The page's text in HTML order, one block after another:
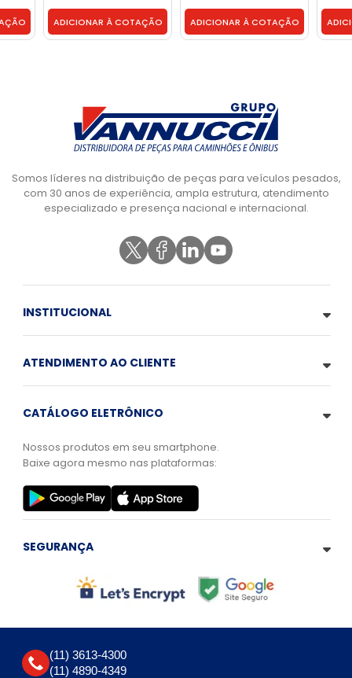
ADICIONAR À COTAÇÃO ADICIONAR À COTAÇÃO
-
Somos líderes na distribuição de peças para veículos pesados,
com 30 anos de experiência, ampla estrutura, atendimento
especializado e presença nacional e internacional.
INSTITUCIONAL
ATENDIMENTO AO CLIENTE
CATÁLOGO ELETRÔNICO
Nossos produtos em seu smartphone.
Baixe agora mesmo nas plataformas:
SEGURANÇA
(11) 3613-4300
(11) 4890-4349